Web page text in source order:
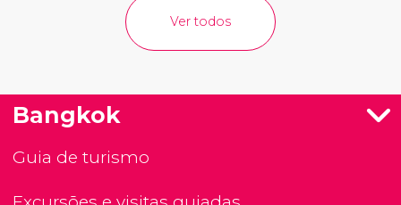
Ver todos
Bangkok
Guia de turismo